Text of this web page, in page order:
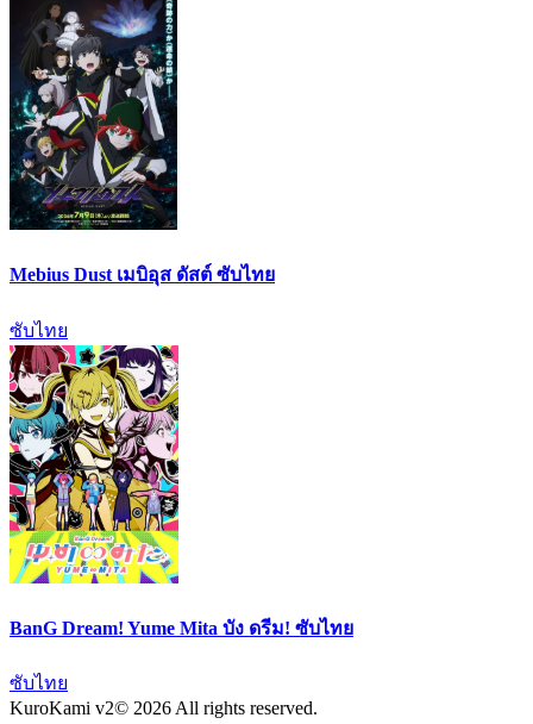
Mebius Dust เมบิอุส ดัสต์ ซับไทย
ซับไทย
BanG Dream! Yume Mita บัง ดรีม! ซับไทย
ซับไทย
KuroKami v2© 2026 All rights reserved.